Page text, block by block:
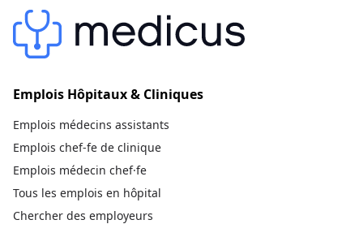
Emplois Hôpitaux & Cliniques
Emplois médecins assistants
Emplois chef-fe de clinique
Emplois médecin chef·fe
Tous les emplois en hôpital
Chercher des employeurs